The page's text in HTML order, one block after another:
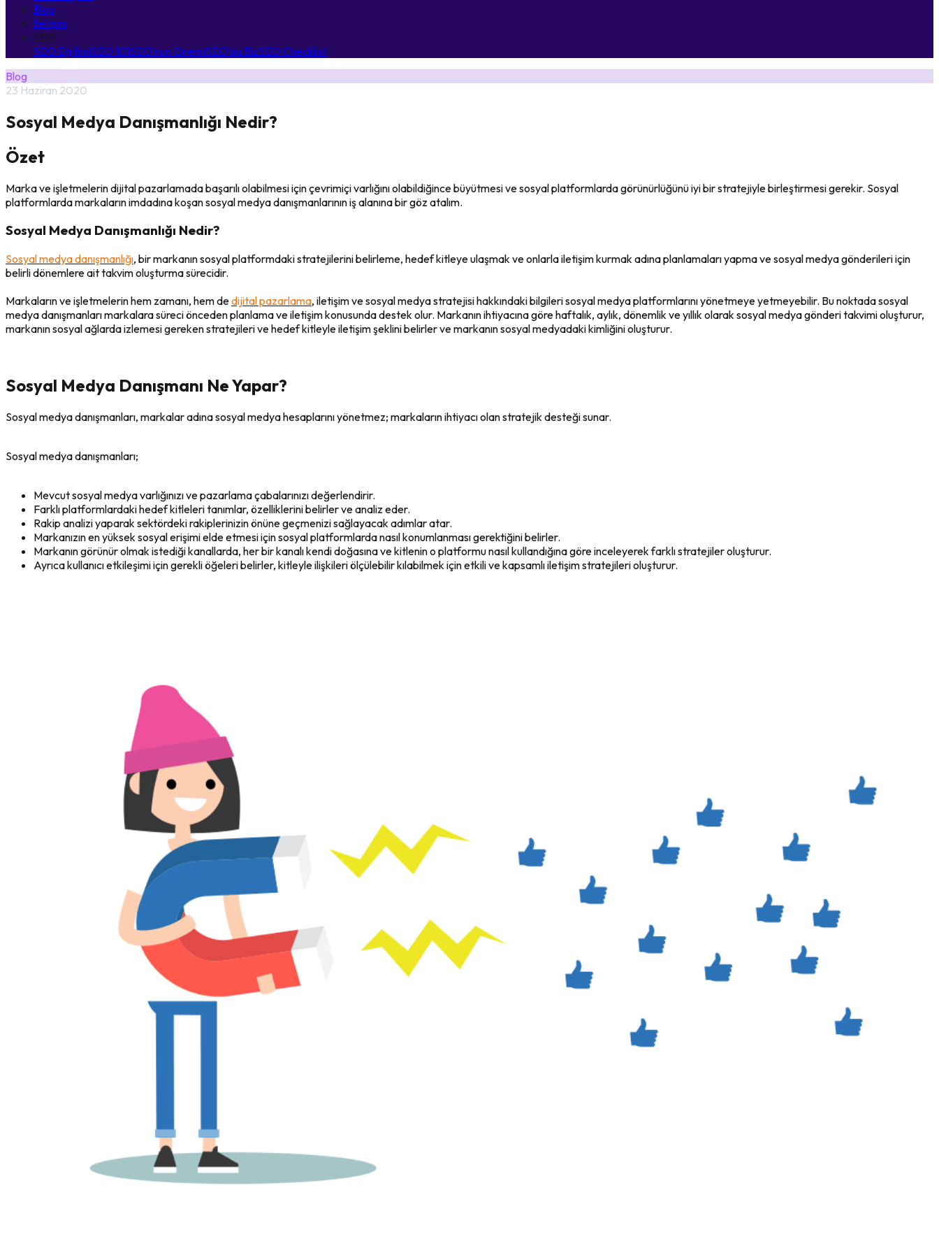
Blog
İletişim
SEO
SEO EğitimiSEO 101SEO'nun ÖnemiSEO'da BizSEO Checklist
Blog
23 Haziran 2020
Sosyal Medya Danışmanlığı Nedir?
Özet
Marka ve işletmelerin dijital pazarlamada başarılı olabilmesi için çevrimiçi varlığını olabildiğince büyütmesi ve sosyal platformlarda görünürlüğünü iyi bir stratejiyle birleştirmesi gerekir. Sosyal
platformlarda markaların imdadına koşan sosyal medya danışmanlarının iş alanına bir göz atalım.
Sosyal Medya Danışmanlığı Nedir?
Sosyal medya danışmanlığı, bir markanın sosyal platformdaki stratejilerini belirleme, hedef kitleye ulaşmak ve onlarla iletişim kurmak adına planlamaları yapma ve sosyal medya gönderileri için
belirli dönemlere ait takvim oluşturma sürecidir.
Markaların ve işletmelerin hem zamanı, hem dedijital pazarlama, iletişim ve sosyal medya stratejisi hakkındaki bilgileri sosyal medya platformlarını yönetmeye yetmeyebilir. Bu noktada sosyal
medya danışmanları markalara süreci önceden planlama ve iletişim konusunda destek olur. Markanın ihtiyacına göre haftalık, aylık, dönemlik ve yıllık olarak sosyal medya gönderi takvimi oluşturur,
markanın sosyal ağlarda izlemesi gereken stratejileri ve hedef kitleyle iletişim şeklini belirler ve markanın sosyal medyadaki kimliğini oluşturur.
Sosyal Medya Danışmanı Ne Yapar?
Sosyal medya danışmanları, markalar adına sosyal medya hesaplarını yönetmez; markaların ihtiyacı olan stratejik desteği sunar.
Sosyal medya danışmanları;
Mevcut sosyal medya varlığınızı ve pazarlama çabalarınızı değerlendirir.
Farklı platformlardaki hedef kitleleri tanımlar, özelliklerini belirler ve analiz eder.
Rakip analizi yaparak sektördeki rakiplerinizin önüne geçmenizi sağlayacak adımlar atar.
Markanızın en yüksek sosyal erişimi elde etmesi için sosyal platformlarda nasıl konumlanması gerektiğini belirler.
Markanın görünür olmak istediği kanallarda, her bir kanalı kendi doğasına ve kitlenin o platformu nasıl kullandığına göre inceleyerek farklı stratejiler oluşturur.
Ayrıca kullanıcı etkileşimi için gerekli öğeleri belirler, kitleyle ilişkileri ölçülebilir kılabilmek için etkili ve kapsamlı iletişim stratejileri oluşturur.